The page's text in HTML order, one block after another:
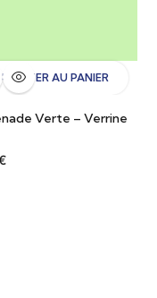
AJOUTER AU PANIER
Verte – Verrine